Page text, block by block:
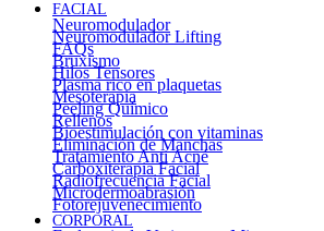
FACIAL
Neuromodulador
Neuromodulador Lifting
FAQs
Bruxismo
Hilos Tensores
Plasma rico en plaquetas
Mesoterapia
Peeling Químico
Rellenos
Bioestimulación con vitaminas
Eliminación de Manchas
Tratamiento Anti Acné
Carboxiterapia Facial
Radiofrecuencia Facial
Microdermoabrasión
Fotorejuvenecimiento
CORPORAL